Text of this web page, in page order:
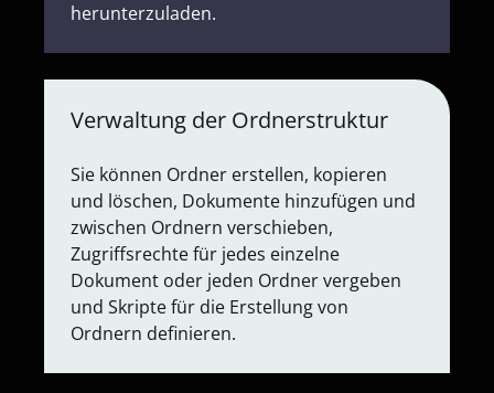
herunterzuladen.
Verwaltung der Ordnerstruktur
Sie können Ordner erstellen, kopieren
und löschen, Dokumente hinzufügen und
zwischen Ordnern verschieben,
Zugriffsrechte für jedes einzelne
Dokument oder jeden Ordner vergeben
und Skripte für die Erstellung von
Ordnern definieren.